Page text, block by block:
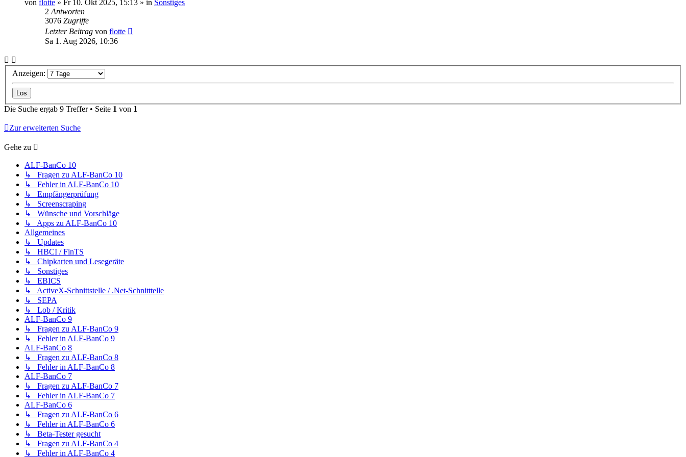
von flotte » Fr 10. Okt 2025, 15:13 » in Sonstiges
2 Antworten
3076 Zugriffe
Letzter Beitrag von flotte
Sa 1. Aug 2026, 10:36
Anzeigen:
Die Suche ergab 9 Treffer • Seite 1 von 1
Zur erweiterten Suche
Gehe zu
ALF-BanCo 10
↳ Fragen zu ALF-BanCo 10
↳ Fehler in ALF-BanCo 10
↳ Empfängerprüfung
↳ Screenscraping
↳ Wünsche und Vorschläge
↳ Apps zu ALF-BanCo 10
Allgemeines
↳ Updates
↳ HBCI / FinTS
↳ Chipkarten und Lesegeräte
↳ Sonstiges
↳ EBICS
↳ ActiveX-Schnittstelle / .Net-Schnitttelle
↳ SEPA
↳ Lob / Kritik
ALF-BanCo 9
↳ Fragen zu ALF-BanCo 9
↳ Fehler in ALF-BanCo 9
ALF-BanCo 8
↳ Fragen zu ALF-BanCo 8
↳ Fehler in ALF-BanCo 8
ALF-BanCo 7
↳ Fragen zu ALF-BanCo 7
↳ Fehler in ALF-BanCo 7
ALF-BanCo 6
↳ Fragen zu ALF-BanCo 6
↳ Fehler in ALF-BanCo 6
↳ Beta-Tester gesucht
↳ Fragen zu ALF-BanCo 4
↳ Fehler in ALF-BanCo 4